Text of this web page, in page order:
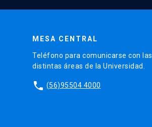
MESA CENTRAL
Teléfono para comunicarse con las
distintas áreas de la Universidad.
phone (56)95504 4000